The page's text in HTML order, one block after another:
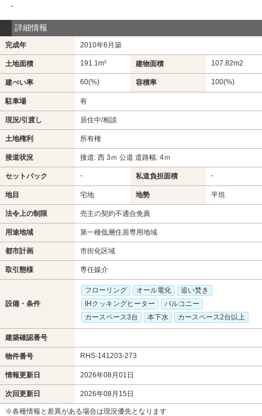
-
詳細情報
完成年 2010年6月築
土地面積 191.1m² 建物面積 107.82m2
建ぺい率 60(%) 容積率 100(%)
駐車場 有
現況/引渡し 居住中/相談
土地権利 所有権
接道状況 接道: 西 3ｍ 公道 道路幅: 4ｍ
セットバック - 私道負担面積 -
地目 宅地 地勢 平坦
法令上の制限 売主の契約不適合免責
用途地域 第一種低層住居専用地域
都市計画 市街化区域
取引態様 専任媒介
設備・条件
フローリング オール電化
追い焚き
IHクッキングヒーター
バルコニー
カースペース3台
本下水 カースペース2台以上
建築確認番号
物件番号 RHS-141203-273
情報更新日 2026年08月01日
次回更新日 2026年08月15日
※各種情報と差異がある場合は現況優先となります